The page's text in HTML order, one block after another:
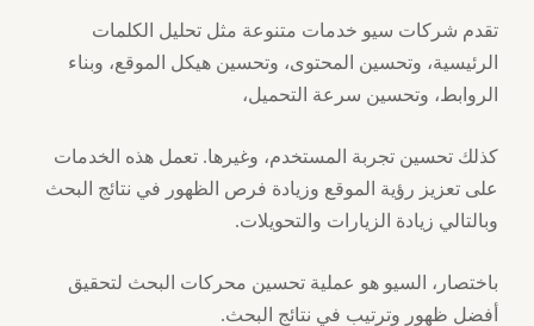
تقدم شركات سيو خدمات متنوعة مثل تحليل الكلمات
الرئيسية، وتحسين المحتوى، وتحسين هيكل الموقع، وبناء
الروابط، وتحسين سرعة التحميل،
كذلك تحسين تجربة المستخدم، وغيرها. تعمل هذه الخدمات
على تعزيز رؤية الموقع وزيادة فرص الظهور في نتائج البحث
وبالتالي زيادة الزيارات والتحويلات.
باختصار، السيو هو عملية تحسين محركات البحث لتحقيق
أفضل ظهور وترتيب في نتائج البحث.